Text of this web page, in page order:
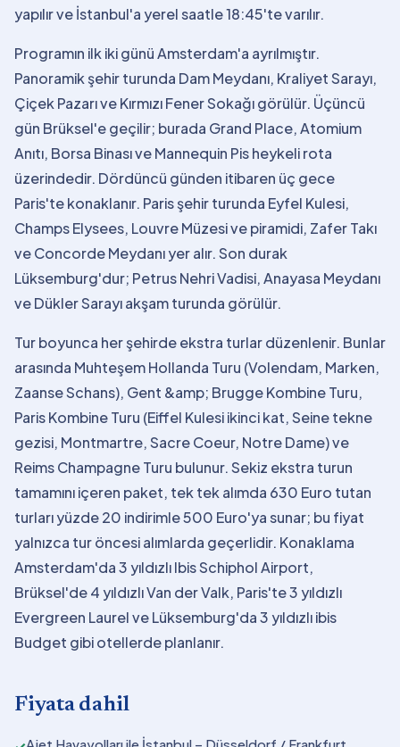
yapılır ve İstanbul'a yerel saatle 18:45'te varılır.
Programın ilk iki günü Amsterdam'a ayrılmıştır.
Panoramik şehir turunda Dam Meydanı, Kraliyet Sarayı,
Çiçek Pazarı ve Kırmızı Fener Sokağı görülür. Üçüncü
gün Brüksel'e geçilir; burada Grand Place, Atomium
Anıtı, Borsa Binası ve Mannequin Pis heykeli rota
üzerindedir. Dördüncü günden itibaren üç gece
Paris'te konaklanır. Paris şehir turunda Eyfel Kulesi,
Champs Elysees, Louvre Müzesi ve piramidi, Zafer Takı
ve Concorde Meydanı yer alır. Son durak
Lüksemburg'dur; Petrus Nehri Vadisi, Anayasa Meydanı
ve Dükler Sarayı akşam turunda görülür.
Tur boyunca her şehirde ekstra turlar düzenlenir. Bunlar
arasında Muhteşem Hollanda Turu (Volendam, Marken,
Zaanse Schans), Gent &amp; Brugge Kombine Turu,
Paris Kombine Turu (Eiffel Kulesi ikinci kat, Seine tekne
gezisi, Montmartre, Sacre Coeur, Notre Dame) ve
Reims Champagne Turu bulunur. Sekiz ekstra turun
tamamını içeren paket, tek tek alımda 630 Euro tutan
turları yüzde 20 indirimle 500 Euro'ya sunar; bu fiyat
yalnızca tur öncesi alımlarda geçerlidir. Konaklama
Amsterdam'da 3 yıldızlı Ibis Schiphol Airport,
Brüksel'de 4 yıldızlı Van der Valk, Paris'te 3 yıldızlı
Evergreen Laurel ve Lüksemburg'da 3 yıldızlı ibis
Budget gibi otellerde planlanır.
Fiyata dahil